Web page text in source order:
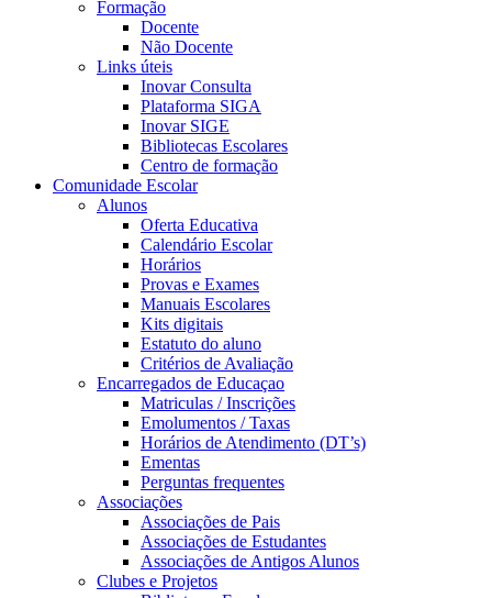
Formação
Docente
Não Docente
Links úteis
Inovar Consulta
Plataforma SIGA
Inovar SIGE
Bibliotecas Escolares
Centro de formação
Comunidade Escolar
Alunos
Oferta Educativa
Calendário Escolar
Horários
Provas e Exames
Manuais Escolares
Kits digitais
Estatuto do aluno
Critérios de Avaliação
Encarregados de Educaçao
Matriculas / Inscrições
Emolumentos / Taxas
Horários de Atendimento (DT’s)
Ementas
Perguntas frequentes
Associações
Associações de Pais
Associações de Estudantes
Associações de Antigos Alunos
Clubes e Projetos